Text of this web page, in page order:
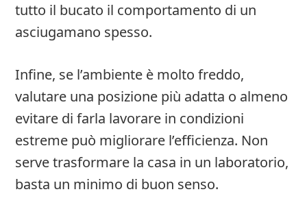
tutto il bucato il comportamento di un
asciugamano spesso.
Infine, se l’ambiente è molto freddo,
valutare una posizione più adatta o almeno
evitare di farla lavorare in condizioni
estreme può migliorare l’efficienza. Non
serve trasformare la casa in un laboratorio,
basta un minimo di buon senso.